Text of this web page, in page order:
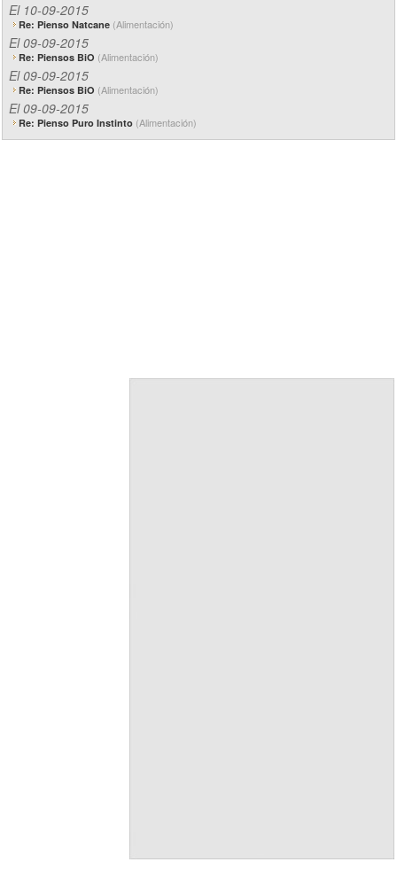
El 10-09-2015
Re: Pienso Natcane (Alimentación)
El 09-09-2015
Re: Piensos BiO (Alimentación)
El 09-09-2015
Re: Piensos BiO (Alimentación)
El 09-09-2015
Re: Pienso Puro Instinto (Alimentación)